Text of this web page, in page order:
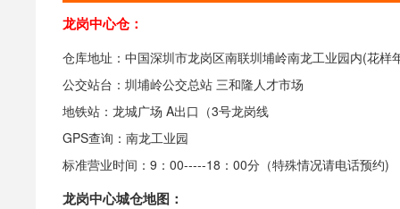
龙岗中心仓：
仓库地址：中国深圳市龙岗区南联圳埔岭南龙工业园内(花样
公交站台：圳埔岭公交总站 三和隆人才市场
地铁站：龙城广场 A出口（3号龙岗线
GPS查询：南龙工业园
标准营业时间：9：00-----18：00分（特殊情况请电话预约)
龙岗中心城仓地图：